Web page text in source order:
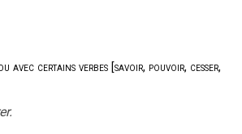
avec certains verbes [savoir, pouvoir, cesser,